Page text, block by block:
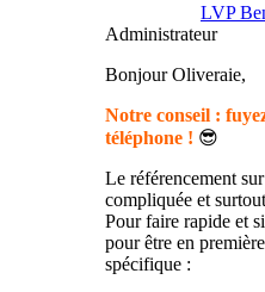
LVP
Administrateur
Bonjour Oliveraie,
Notre conseil :
téléphone ! 😎
Le référencement
compliquée et
Pour faire rapide et
pour être en
spécifique :